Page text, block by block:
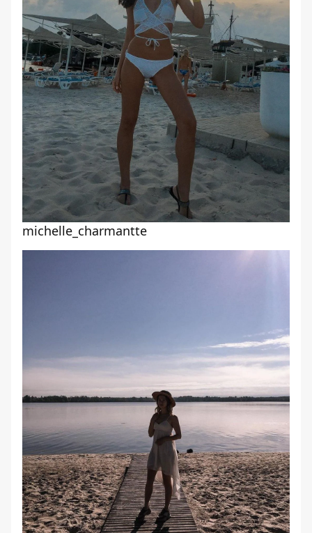
michelle_charmantte